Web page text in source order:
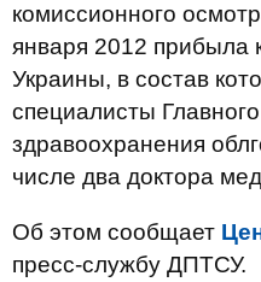
комиссионного
января 2012 прибыла
Украины, в состав
специалисты
здравоохранения
числе два доктора
Об этом сообщает
пресс-службу ДПТСУ.